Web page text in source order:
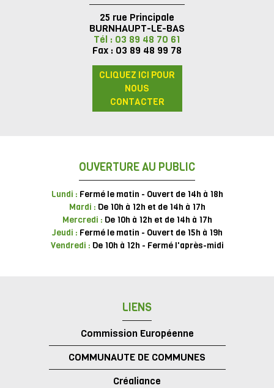
25 rue Principale
BURNHAUPT-LE-BAS
Tél : 03 89 48 70 61
Fax : 03 89 48 99 78
CLIQUEZ ICI POUR
NOUS
CONTACTER
OUVERTURE AU PUBLIC
Lundi : Fermé le matin - Ouvert de 14h à 18h
Mardi : De 10h à 12h et de 14h à 17h
Mercredi : De 10h à 12h et de 14h à 17h
Jeudi : Fermé le matin - Ouvert de 15h à 19h
Vendredi : De 10h à 12h - Fermé l'après-midi
LIENS
Commission Européenne
COMMUNAUTE DE COMMUNES
Créaliance